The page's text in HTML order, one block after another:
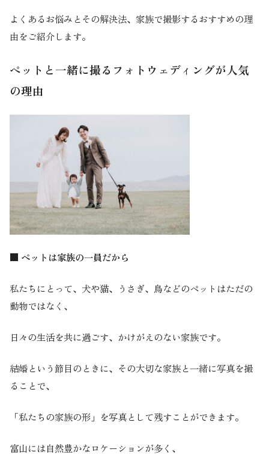
よくあるお悩みとその解決法、家族で撮影するおすすめの理
由をご紹介します。
ペットと一緒に撮るフォトウェディングが人気
の理由
■ ペットは家族の一員だから
私たちにとって、犬や猫、うさぎ、鳥などのペットはただの
動物ではなく、
日々の生活を共に過ごす、かけがえのない家族です。
結婚という節目のときに、その大切な家族と一緒に写真を撮
ることで、
「私たちの家族の形」を写真として残すことができます。
富山には自然豊かなロケーションが多く、